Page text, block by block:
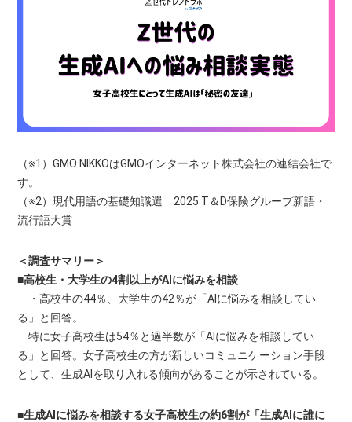
（※1）GMO NIKKOはGMOインターネット株式会社の連結会社で
す。
（※2）現代用語の基礎知識選 2025 T＆D保険グループ新語・
流行語大賞
＜調査サマリー＞
■高校生・大学生の4割以上がAIに悩みを相談
・高校生の44％、大学生の42％が「AIに悩みを相談してい
る」と回答。
特に女子高校生は54％と過半数が「AIに悩みを相談してい
る」と回答。女子高校生の方が新しいコミュニケーション手段
として、生成AIを取り入れる傾向があることが示されている。
■生成AIに悩みを相談する女子高校生の約6割が「生成AIに誰に